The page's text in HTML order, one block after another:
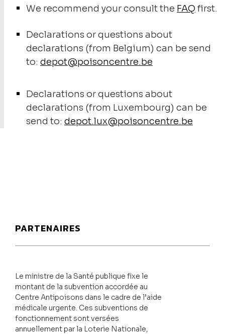
We recommend your consult the FAQ first.
Declarations or questions about
declarations (from Belgium) can be send
to: depot@poisoncentre.be
Declarations or questions about
declarations (from Luxembourg) can be
send to: depot.lux@poisoncentre.be
PARTENAIRES
Le ministre de la Santé publique fixe le
montant de la subvention accordée au
Centre Antipoisons dans le cadre de l’aide
médicale urgente. Ces subventions de
fonctionnement sont versées
annuellement par la Loterie Nationale,